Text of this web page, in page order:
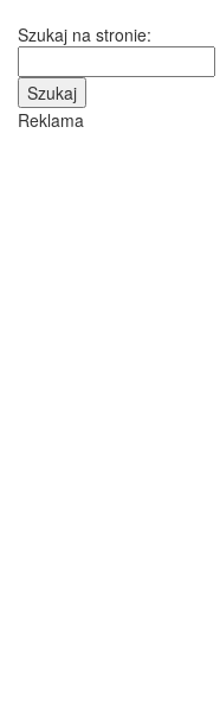
Szukaj na stronie:
Reklama